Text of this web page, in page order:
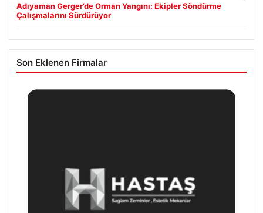
Adıyaman Gerger’de Orman Yangını: Ekipler Söndürme
Çalışmalarını Sürdürüyor
Son Eklenen Firmalar